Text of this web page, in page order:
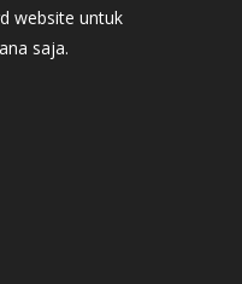
website untuk
saja.